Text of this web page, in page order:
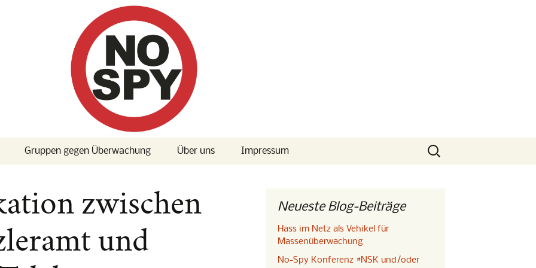
True Love
Gruppen gegen Überwachung Über uns Impressum
Suchen
nach:
zwischen
und
Neueste Blog-Beiträge
Hass im Netz als Vehikel für
Massenüberwachung
No-Spy Konferenz #NSK und/oder